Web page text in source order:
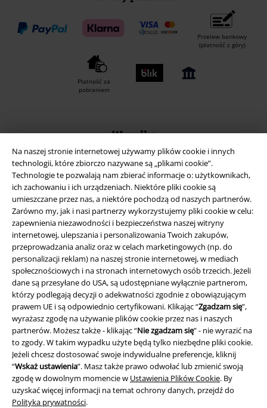
Na naszej stronie internetowej używamy plików cookie i innych
technologii, które zbiorczo nazywane są „plikami cookie”.
Technologie te pozwalają nam zbierać informacje o: użytkownikach,
ich zachowaniu i ich urządzeniach. Niektóre pliki cookie są
umieszczane przez nas, a niektóre pochodzą od naszych partnerów.
Zarówno my, jak i nasi partnerzy wykorzystujemy pliki cookie w celu:
zapewnienia niezawodności i bezpieczeństwa naszej witryny
internetowej, ulepszania i personalizowania Twoich zakupów,
przeprowadzania analiz oraz w celach marketingowych (np. do
personalizacji reklam) na naszej stronie internetowej, w mediach
społecznościowych i na stronach internetowych osób trzecich. Jeżeli
dane są przesyłane do USA, są udostępniane wyłącznie partnerom,
którzy podlegają decyzji o adekwatności zgodnie z obowiązującym
prawem UE i są odpowiednio certyfikowani. Klikając “Zgadzam się”,
wyrażasz zgodę na używanie plików cookie przez nas i naszych
partnerów. Możesz także - klikając “Nie zgadzam się” - nie wyrazić na
to zgody. W takim wypadku użyte będą tylko niezbędne pliki cookie.
Jeżeli chcesz dostosować swoje indywidualne preferencje, kliknij
“Wskaż ustawienia”. Masz także prawo odwołać lub zmienić swoją
zgodę w dowolnym momencie w Ustawienia Plików Cookie. By
uzyskać więcej informacji na temat ochrony danych, przejdź do
Polityka prywatności.
Przelew bankowy
(płatność z góry)
Płatność za
pobraniem
Wysyłka
Aplikację EMP
Ściągnij nową aplikację EMP - ZA DARMO - i korzystaj z nowych
funkcji!
A Warner Music Group Company